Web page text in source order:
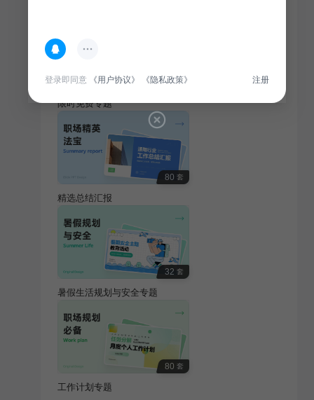
100 套
限时免费专题
80 套
精选总结汇报
32 套
暑假生活规划与安全专题
80 套
工作计划专题
登录即同意 《用户协议》 《隐私政策》 注册